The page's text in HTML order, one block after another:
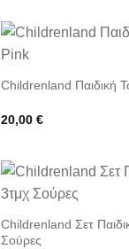
Childrenland Παιδική
20,00€
Childrenland Σετ
Σούρες